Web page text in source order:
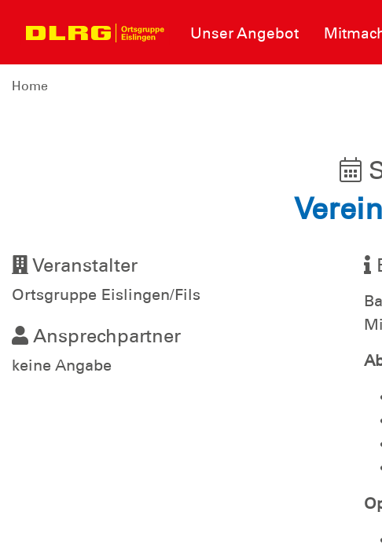
Unser Angebot
Home
Veranstalter
Ortsgruppe Eislingen/Fils
Ansprechpartner
keine Angabe